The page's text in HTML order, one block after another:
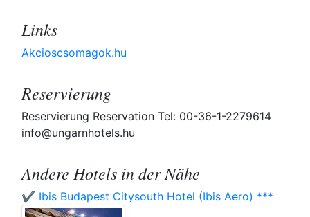
Links
Akcioscsomagok.hu
Reservierung
Reservierung Reservation Tel: 00-36-1-2279614
info@ungarnhotels.hu
Andere Hotels in der Nähe
✔️ Ibis Budapest Citysouth Hotel (Ibis Aero) ***